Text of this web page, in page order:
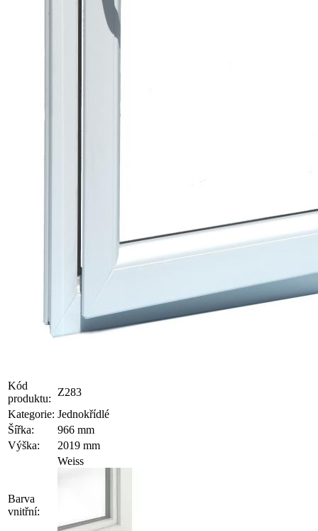
Kód
produktu:
Z283
Kategorie: Jednokřídlé
Šířka:
966 mm
Výška:
2019 mm
Barva
vnitřní:
Weiss